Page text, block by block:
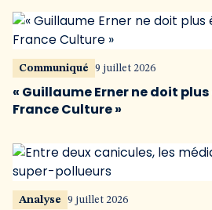
Communiqué 9 juillet 2026
« Guillaume Erner ne doit
France Culture »
Analyse 9 juillet 2026